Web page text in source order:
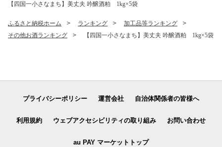
【四国一小さなまち】美丈夫 吟醸酒粕 1kg×5袋
ふるさと納税ホーム ランキング
加工品等ランキング
その他お酒ランキング
【四国一小さなまち】美丈夫 吟醸酒粕 1kg×5袋
プライバシーポリシー 運営会社 自治体関係者の皆様へ
利用規約 ウェブアクセシビリティの取り組み お問い合わせ
au PAY マーケットトップ